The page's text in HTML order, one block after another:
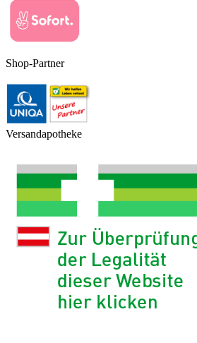
Shop-Partner
Versandapotheke